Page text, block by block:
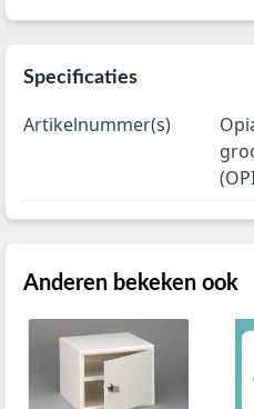
Specificaties
Artikelnummer(s)
Anderen bekeken ook